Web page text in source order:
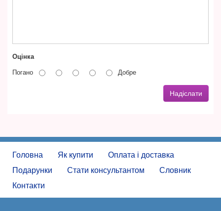
Оцінка
Погано Добре
Надіслати
Головна Як купити
Оплата і доставка
Подарунки
Стати консультантом
Словник
Контакти